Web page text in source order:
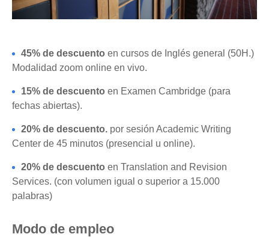
45% de descuento en cursos de Inglés general (50H.)
Modalidad zoom online en vivo.
15% de descuento en Examen Cambridge (para
fechas abiertas).
20% de descuento. por sesión Academic Writing
Center de 45 minutos (presencial u online).
20% de descuento en Translation and Revision
Services. (con volumen igual o superior a 15.000
palabras)
Modo de empleo